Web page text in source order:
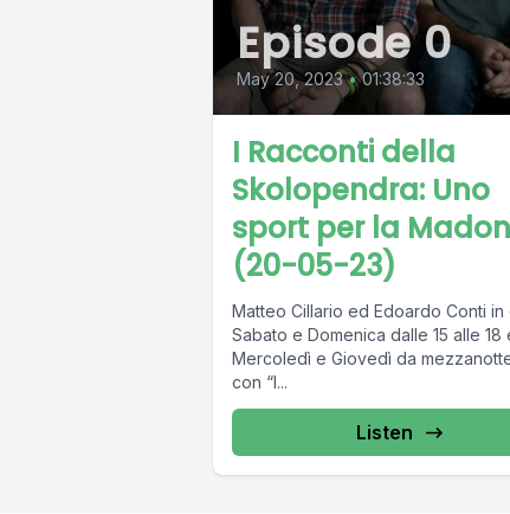
Episode 0
May 20, 2023 • 01:38:33
I Racconti della
Skolopendra: Uno
sport per la
(20-05-23)
Matteo Cillario ed Edoardo Conti in
Sabato e Domenica dalle 15 alle 18
Mercoledì e Giovedì da
con “I...
Listen